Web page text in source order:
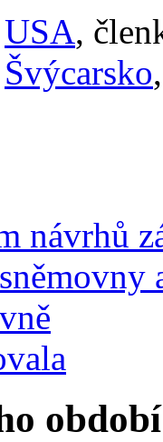
USA,
Švýcarsko
návrhů
období